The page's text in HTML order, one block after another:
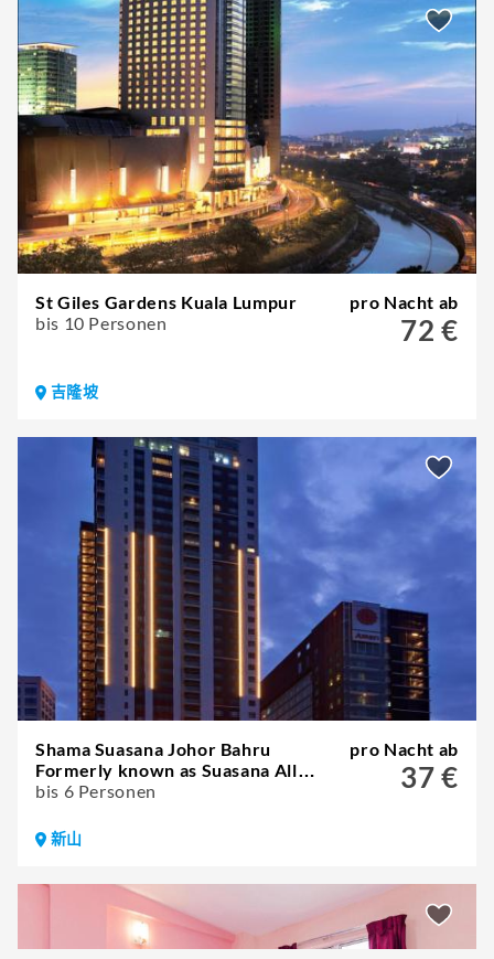
St Giles Gardens Kuala Lumpur
bis 10 Personen
pro Nacht ab
72 €
吉隆坡
Shama Suasana Johor Bahru
Formerly known as Suasana All
Suites Hotels Johor Bahru
bis 6 Personen
pro Nacht ab
37 €
新山